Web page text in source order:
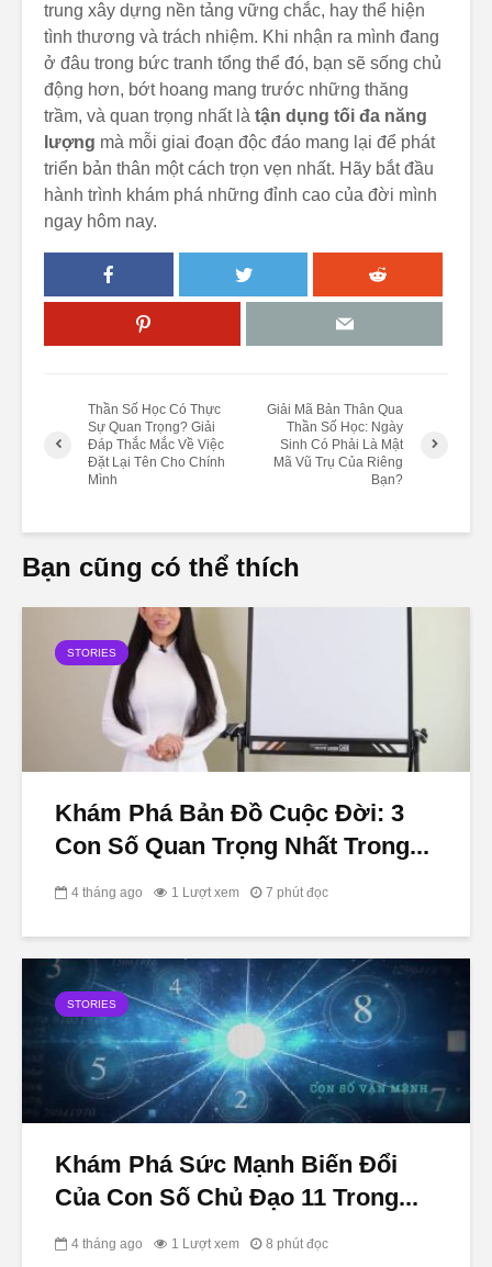
trung xây dựng nền tảng vững chắc, hay thể hiện
tình thương và trách nhiệm. Khi nhận ra mình đang
ở đâu trong bức tranh tổng thể đó, bạn sẽ sống chủ
động hơn, bớt hoang mang trước những thăng
trầm, và quan trọng nhất là tận dụng tối đa năng
lượng mà mỗi giai đoạn độc đáo mang lại để phát
triển bản thân một cách trọn vẹn nhất. Hãy bắt đầu
hành trình khám phá những đỉnh cao của đời mình
ngay hôm nay.
Thần Số Học Có Thực
Sự Quan Trọng? Giải
Đáp Thắc Mắc Về Việc
Đặt Lại Tên Cho Chính
Mình
Giải Mã Bản Thân Qua
Thần Số Học: Ngày
Sinh Có Phải Là Mật
Mã Vũ Trụ Của Riêng
Bạn?
Bạn cũng có thể thích
STORIES
Khám Phá Bản Đồ Cuộc Đời: 3
Con Số Quan Trọng Nhất Trong...
4 tháng ago 1 Lượt xem 7 phút đọc
STORIES
Khám Phá Sức Mạnh Biến Đổi
Của Con Số Chủ Đạo 11 Trong...
4 tháng ago 1 Lượt xem 8 phút đọc